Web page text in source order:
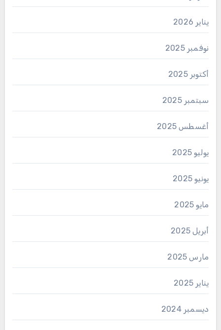
يناير 2026
نوفمبر 2025
أكتوبر 2025
سبتمبر 2025
أغسطس 2025
يوليو 2025
يونيو 2025
مايو 2025
أبريل 2025
مارس 2025
يناير 2025
ديسمبر 2024